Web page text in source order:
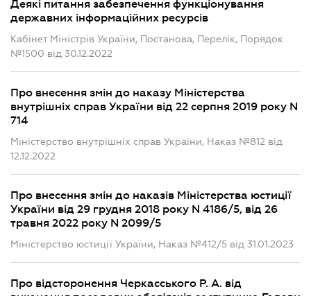
Деякі питання забезпечення функціонування
державних інформаційних ресурсів
Кабінет Міністрів України, Постанова, Перелік, Порядок
№1500 від 30.12.2022
Про внесення змін до наказу Міністерства
внутрішніх справ України від 22 серпня 2019 року N
714
Міністерство внутрішніх справ України, Наказ №812 від
12.12.2022
Про внесення змін до наказів Міністерства юстиції
України від 29 грудня 2018 року N 4186/5, від 26
травня 2022 року N 2099/5
Міністерство юстиції України, Наказ №412/5 від 31.01.2023
Про відсторонення Черкасського Р. А. від